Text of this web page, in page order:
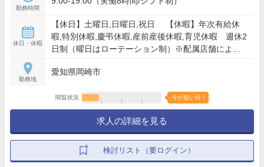
勤務時間
休日・休暇
【休日】土曜日,日曜日,祝日 【休暇】年次有給休
暇,特別休暇,慶弔休暇,産前産後休暇,育児休暇 週休2
日制（曜日はローテーション制）※配属店舗により
勤務地
愛知県岡崎市
閲覧状況 今が狙い目！
求人の詳細を見る
検討リスト（要ログイン）